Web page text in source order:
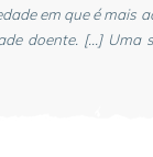
em que é mais
doente. [...]